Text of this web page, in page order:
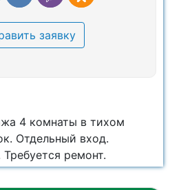
заявку
4 комнаты в тихом
Отдельный вход.
ремонт.